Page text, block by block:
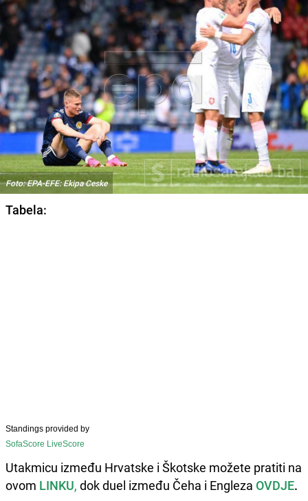
Foto: EPA-EFE: Ekipa Ceske
Tabela:
Standings provided by
SofaScore LiveScore
Utakmicu između Hrvatske i Škotske možete pratiti na
ovom LINKU, dok duel između Čeha i Engleza OVDJE.